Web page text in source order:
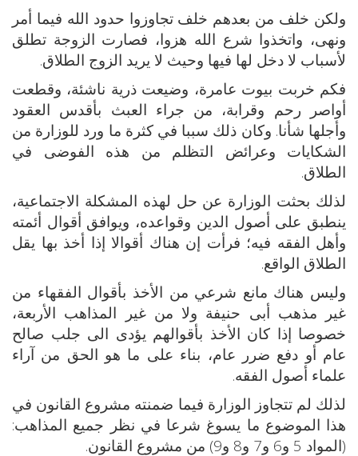
ولكن خلف من بعدهم خلف تجاوزوا حدود الله فيما أمر
ونهى، واتخذوا شرع الله هزوا، فصارت الزوجة تطلق
لأسباب لا دخل لها فيها وحيث لا يريد الزوج الطلاق.
فكم خربت بيوت عامرة، وضيعت ذرية ناشئة، وقطعت
أواصر رحم وقرابة، من جراء العبث بأقدس العقود
وأجلها شأنا. وكان ذلك سببا في كثرة ما ورد للوزارة من
الشكايات وعرائض التظلم من هذه الفوضى في
الطلاق.
لذلك بحثت الوزارة عن حل لهذه المشكلة الاجتماعية،
ينطبق على أصول الدين وقواعده، ويوافق أقوال أئمته
وأهل الفقه فيه؛ فرأت إن هناك أقوالا إذا أخذ بها يقل
الطلاق الواقع.
وليس هناك مانع شرعي من الأخذ بأقوال الفقهاء من
غير مذهب أبى حنيفة ولا من غير المذاهب الأربعة،
خصوصا إذا كان الأخذ بأقوالهم يؤدى الى جلب صالح
عام أو دفع ضرر عام، بناء على ما هو الحق من آراء
علماء أصول الفقه.
لذلك لم تتجاوز الوزارة فيما ضمنته مشروع القانون في
هذا الموضوع ما يسوغ شرعا في نظر جميع المذاهب:
(المواد 5 و6 و7 و8 و9) من مشروع القانون.